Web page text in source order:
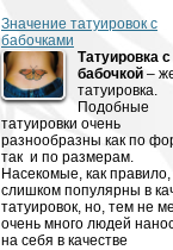
Значение татуировок с
бабочками
Татуировка с
бабочкой –
татуировка.
Подобные
татуировки очень
разнообразны как по
так и по размерам.
Насекомые, как
слишком популярны в
татуировок, но, тем не
очень много людей
на себя в качестве